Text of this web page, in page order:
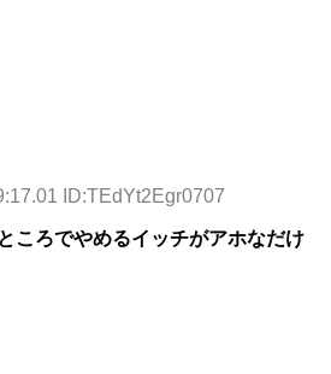
ID:TEdYt2Egr0707
ころでやめるイッチがアホなだけ